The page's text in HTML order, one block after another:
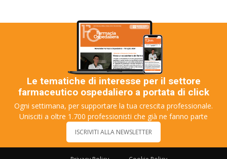
Le tematiche di interesse per il settore
farmaceutico ospedaliero a portata di click
Ogni settimana, per supportare la tua crescita professionale.
Unisciti a oltre 1.700 professionisti che già ne fanno parte
ISCRIVITI ALLA NEWSLETTER